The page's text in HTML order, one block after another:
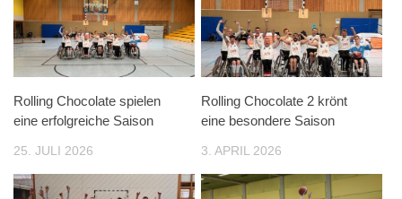
Rolling Chocolate spielen
eine erfolgreiche Saison
25. JULI 2026
Rolling Chocolate 2 krönt
eine besondere Saison
3. APRIL 2026